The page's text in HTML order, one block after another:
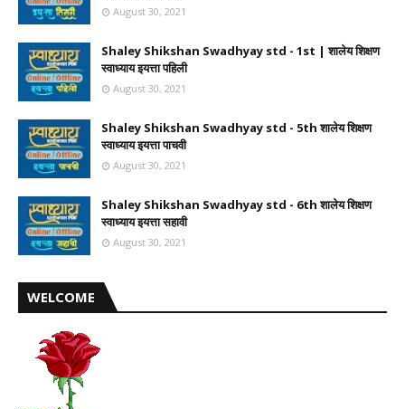
August 30, 2021
Shaley Shikshan Swadhyay std - 1st | शालेय शिक्षण
स्वाध्याय इयत्ता पहिली
August 30, 2021
Shaley Shikshan Swadhyay std - 5th शालेय शिक्षण
स्वाध्याय इयत्ता पाचवी
August 30, 2021
Shaley Shikshan Swadhyay std - 6th शालेय शिक्षण
स्वाध्याय इयत्ता सहावी
August 30, 2021
WELCOME